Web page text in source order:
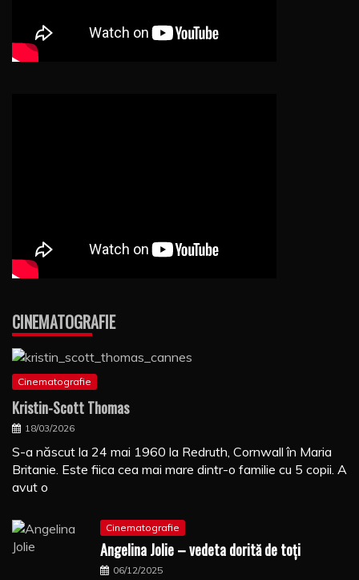
CINEMATOGRAFIE
Cinematografie
Kristin-Scott Thomas
18/03/2026
S-a născut la 24 mai 1960 la Redruth, Cornwall în Maria
Britanie. Este fiica cea mai mare dintr-o familie cu 5 copii. A
avut o
Cinematografie
Angelina Jolie – vedeta dorită de toți
06/12/2025